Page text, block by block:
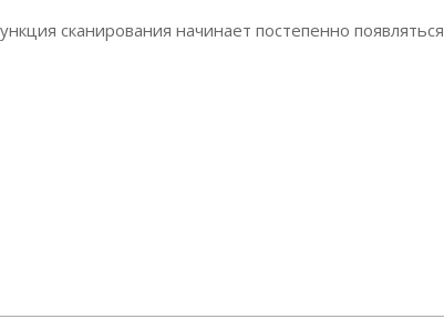
сканирования начинает постепенно появляться